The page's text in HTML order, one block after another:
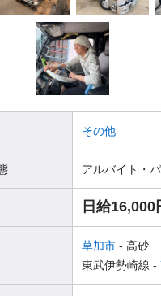
その他
アルバイト・
日給16,000
草加市 - 高砂
東武伊勢崎線 -